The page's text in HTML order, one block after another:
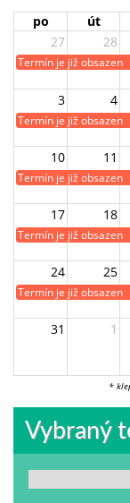
po út
27
28
Termín je již obsazen
3 4
Termín je již obsazen
10 11
Termín je již obsazen
17 18
Termín je již obsazen
24 25
Termín je již obsazen
31 1
*
Vybraný